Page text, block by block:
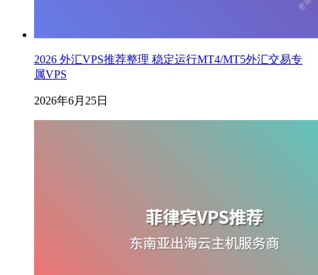
2026 外汇VPS推荐整理 稳定运行MT4/MT5外汇交易专
属VPS
2026年6月25日